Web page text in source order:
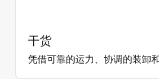
干货
凭借可靠的运力、协调的装卸